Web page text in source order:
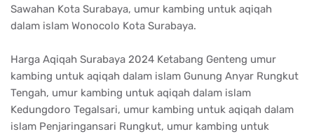
Sawahan Kota Surabaya, umur kambing untuk aqiqah
dalam islam Wonocolo Kota Surabaya.
Harga Aqiqah Surabaya 2024 Ketabang Genteng umur
kambing untuk aqiqah dalam islam Gunung Anyar Rungkut
Tengah, umur kambing untuk aqiqah dalam islam
Kedungdoro Tegalsari, umur kambing untuk aqiqah dalam
islam Penjaringansari Rungkut, umur kambing untuk